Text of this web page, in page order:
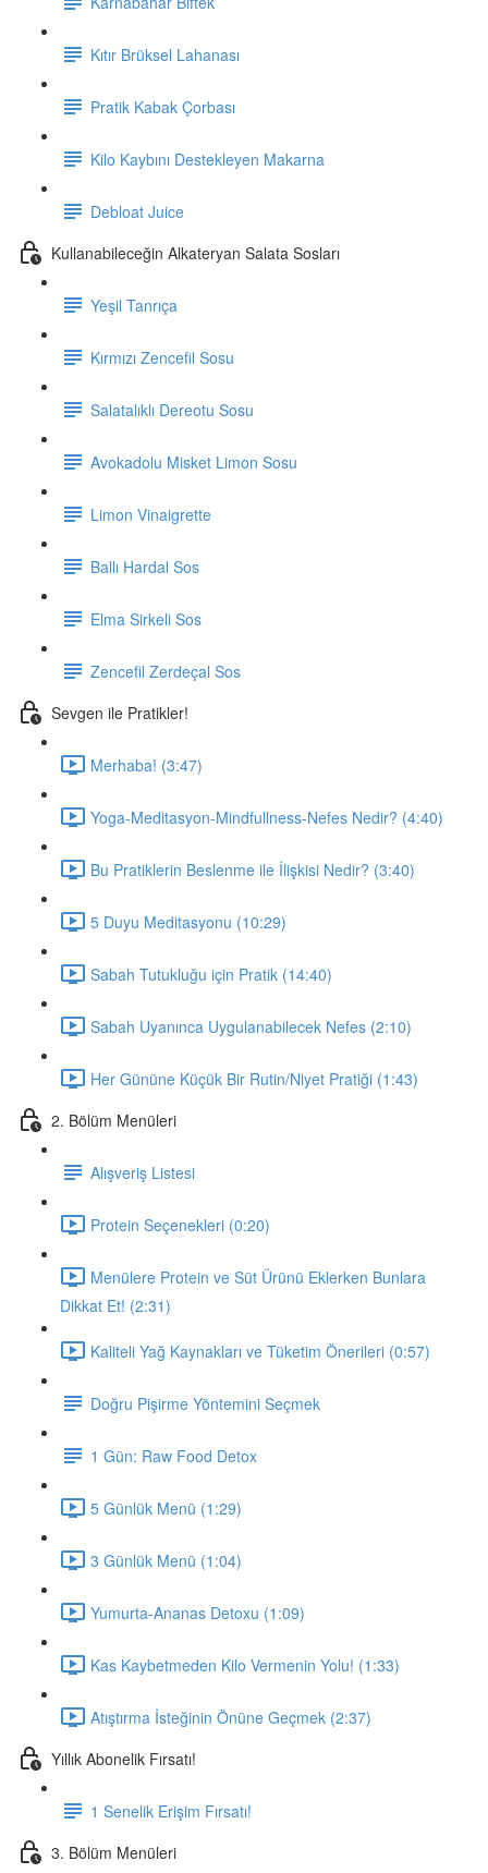
Kıtır Brüksel Lahanası
Pratik Kabak Çorbası
Kilo Kaybını Destekleyen Makarna
Debloat Juice
Kullanabileceğin Alkateryan Salata Sosları
Yeşil Tanrıça
Kırmızı Zencefil Sosu
Salatalıklı Dereotu Sosu
Avokadolu Misket Limon Sosu
Limon Vinaigrette
Ballı Hardal Sos
Elma Sirkeli Sos
Zencefil Zerdeçal Sos
Sevgen ile Pratikler!
Merhaba! (3:47)
Yoga-Meditasyon-Mindfullness-Nefes Nedir? (4:40)
Bu Pratiklerin Beslenme ile İlişkisi Nedir? (3:40)
5 Duyu Meditasyonu (10:29)
Sabah Tutukluğu için Pratik (14:40)
Sabah Uyanınca Uygulanabilecek Nefes (2:10)
Her Gününe Küçük Bir Rutin/Niyet Pratiği (1:43)
2. Bölüm Menüleri
Alışveriş Listesi
Protein Seçenekleri (0:20)
Menülere Protein ve Süt Ürünü Eklerken Bunlara
Dikkat Et! (2:31)
Kaliteli Yağ Kaynakları ve Tüketim Önerileri (0:57)
Doğru Pişirme Yöntemini Seçmek
1 Gün: Raw Food Detox
5 Günlük Menü (1:29)
3 Günlük Menü (1:04)
Yumurta-Ananas Detoxu (1:09)
Kas Kaybetmeden Kilo Vermenin Yolu! (1:33)
Atıştırma İsteğinin Önüne Geçmek (2:37)
Yıllık Abonelik Fırsatı!
1 Senelik Erişim Fırsatı!
3. Bölüm Menüleri